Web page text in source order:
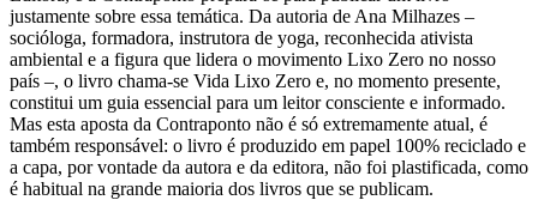
justamente sobre essa temática. Da autoria de Ana Milhazes –
socióloga, formadora, instrutora de yoga, reconhecida ativista
ambiental e a figura que lidera o movimento Lixo Zero no nosso
país –, o livro chama-se Vida Lixo Zero e, no momento presente,
constitui um guia essencial para um leitor consciente e informado.
Mas esta aposta da Contraponto não é só extremamente atual, é
também responsável: o livro é produzido em papel 100% reciclado e
a capa, por vontade da autora e da editora, não foi plastificada, como
é habitual na grande maioria dos livros que se publicam.